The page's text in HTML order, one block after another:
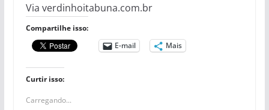
Via verdinhoitabuna.com.br
Compartilhe isso:
E-mail
Mais
Curtir isso:
Carregando...